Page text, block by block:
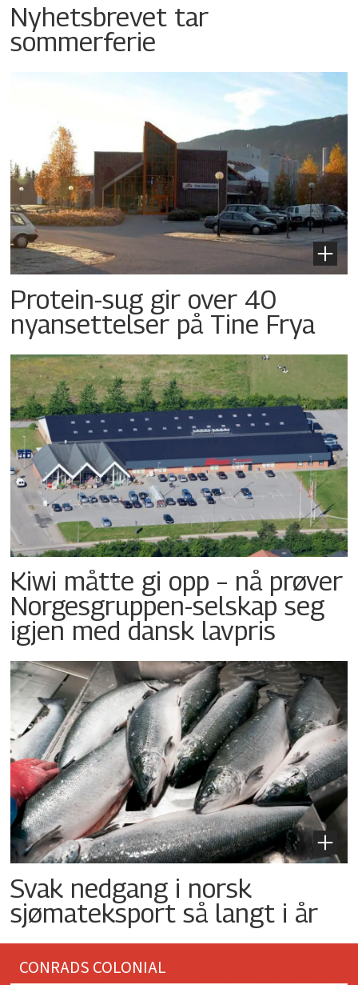
Nyhetsbrevet tar
sommerferie
Protein-sug gir over 40
nyansettelser på Tine Frya
Kiwi måtte gi opp – nå prøver
Norgesgruppen-selskap seg
igjen med dansk lavpris
Svak nedgang i norsk
sjømateksport så langt i år
CONRADS COLONIAL